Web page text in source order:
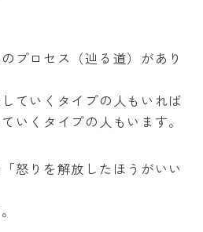
プロセス（辿る道）があり
ていくタイプの人もいれば
いくタイプの人もいます。
怒りを解放したほうがいい